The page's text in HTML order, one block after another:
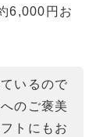
6,000円お
いるので
のご褒美
トにもお